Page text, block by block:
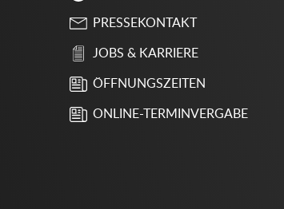
PRESSEKONTAKT
JOBS & KARRIERE
ÖFFNUNGSZEITEN
ONLINE-TERMINVERGABE